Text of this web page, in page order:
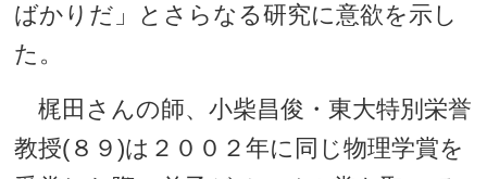
ばかりだ」とさらなる研究に意欲を示し
た。
梶田さんの師、小柴昌俊・東大特別栄誉
教授(８９)は２００２年に同じ物理学賞を